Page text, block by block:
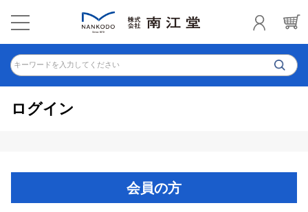
キーワードを入力してください
ログイン
会員の方